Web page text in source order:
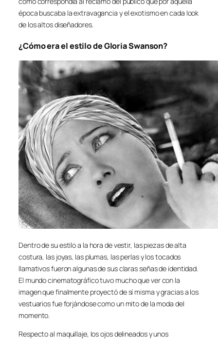
época buscaba la extravagancia y el exotismo en cada look
de los altos diseñadores.
¿Cómo era el estilo de Gloria Swanson?
Dentro de su estilo a la hora de vestir, las piezas de alta
costura, las joyas, las plumas, las perlas y los tocados
llamativos fueron algunas de sus claras señas de identidad.
El mundo cinematográfico tuvo mucho que ver con la
imagen que finalmente proyectó de sí misma y gracias a los
vestuarios fue forjándose como un mito de la moda del
momento.
Respecto al maquillaje, los ojos delineados y unos